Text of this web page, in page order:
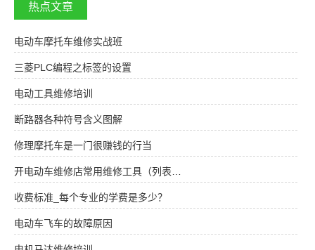
热点文章
电动车摩托车维修实战班
三菱PLC编程之标签的设置
电动工具维修培训
断路器各种符号含义图解
修理摩托车是一门很赚钱的行当
开电动车维修店常用维修工具（列表…
收费标准_每个专业的学费是多少？
电动车飞车的故障原因